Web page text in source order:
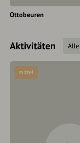
Ottobeuren
Aktivitäten Alle
mittel